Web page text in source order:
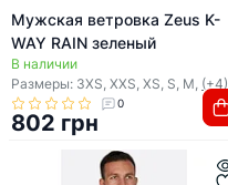
Мужская ветровка Zeus K-
WAY RAIN зеленый
В наличии
Размеры: 3XS, XXS, XS, S, M, (+4)
0
802 грн